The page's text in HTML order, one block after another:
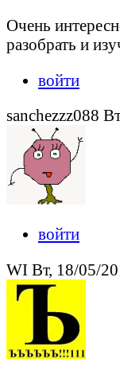
Очень
разобрать и
войти
sanchezzz088
войти
WI Вт, 18/05/